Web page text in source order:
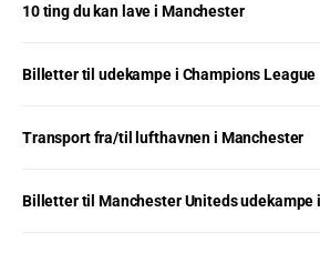
10 ting du kan lave i Manchester
Billetter til udekampe i Champions League
Transport fra/til lufthavnen i Manchester
Billetter til Manchester Uniteds udekampe